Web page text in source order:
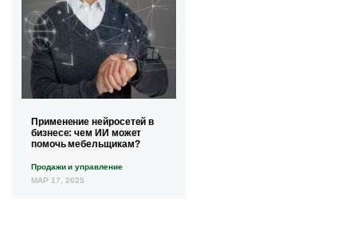
Применение нейросетей в
бизнесе: чем ИИ может
помочь мебельщикам?
Продажи и управление
МАР 17, 2025